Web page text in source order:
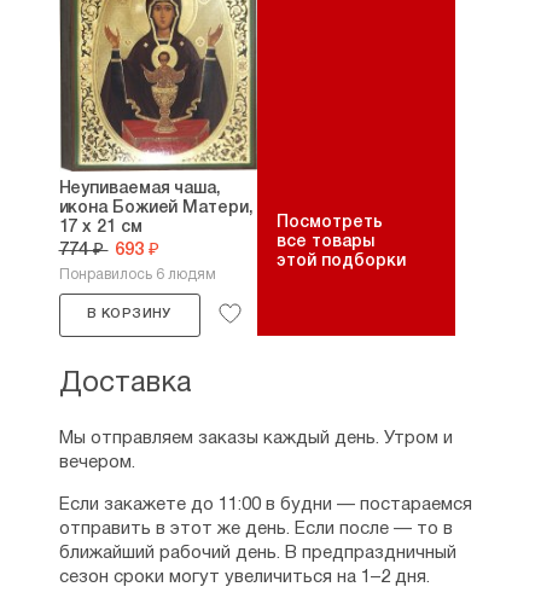
Неупиваемая чаша,
икона Божией Матери,
17 х 21 см
774 ₽ 693 ₽
Понравилось 6 людям
В КОРЗИНУ
Посмотреть
все товары
этой подборки
Доставка
Мы отправляем заказы каждый день. Утром и
вечером.
Если закажете до 11:00 в будни — постараемся
отправить в этот же день. Если после — то в
ближайший рабочий день. В предпраздничный
сезон сроки могут увеличиться на 1–2 дня.